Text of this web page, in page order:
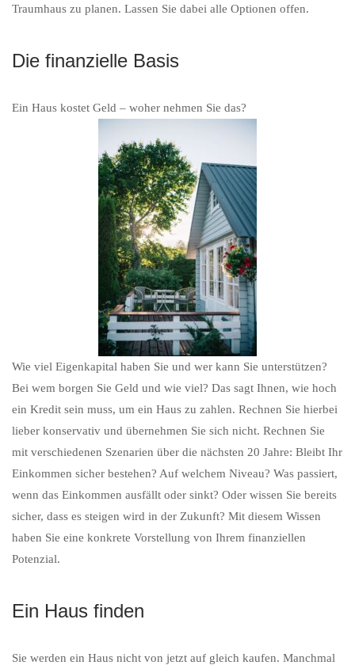
Traumhaus zu planen. Lassen Sie dabei alle Optionen offen.
Die finanzielle Basis
Ein Haus kostet Geld – woher nehmen Sie das?
Wie viel Eigenkapital haben Sie und wer kann Sie unterstützen?
Bei wem borgen Sie Geld und wie viel? Das sagt Ihnen, wie hoch
ein Kredit sein muss, um ein Haus zu zahlen. Rechnen Sie hierbei
lieber konservativ und übernehmen Sie sich nicht. Rechnen Sie
mit verschiedenen Szenarien über die nächsten 20 Jahre: Bleibt Ihr
Einkommen sicher bestehen? Auf welchem Niveau? Was passiert,
wenn das Einkommen ausfällt oder sinkt? Oder wissen Sie bereits
sicher, dass es steigen wird in der Zukunft? Mit diesem Wissen
haben Sie eine konkrete Vorstellung von Ihrem finanziellen
Potenzial.
Ein Haus finden
Sie werden ein Haus nicht von jetzt auf gleich kaufen. Manchmal